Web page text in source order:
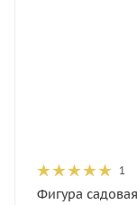
1
Фигура